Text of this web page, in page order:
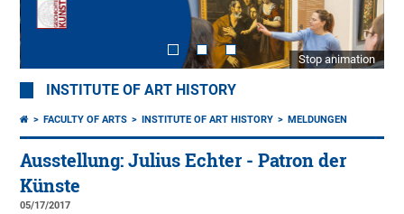
Stop animation
INSTITUTE OF ART HISTORY
FACULTY OF ARTS INSTITUTE OF ART HISTORY MELDUNGEN
Ausstellung: Julius Echter - Patron der
Künste
05/17/2017